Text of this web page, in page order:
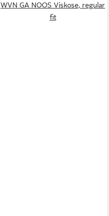
WVN GA NOOS Viskose, regular
fit